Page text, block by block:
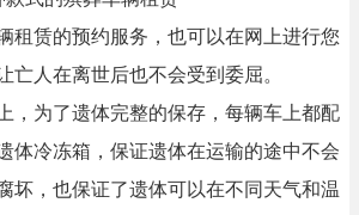
租赁的预约服务，也可以在网上进行您
亡人在离世后也不会受到委屈。
，为了遗体完整的保存，每辆车上都配
体冷冻箱，保证遗体在运输的途中不会
坏，也保证了遗体可以在不同天气和温